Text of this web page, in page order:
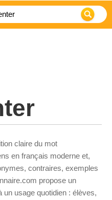
claire du mot
en français moderne et,
contraires, exemples
propose un
un usage quotidien : élèves,